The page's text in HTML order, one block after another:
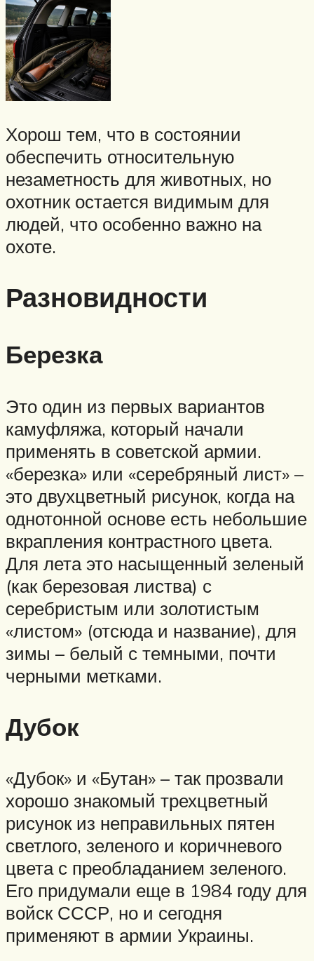
Хорош тем, что в состоянии
обеспечить относительную
незаметность для животных, но
охотник остается видимым для
людей, что особенно важно на
охоте.
Разновидности
Березка
Это один из первых вариантов
камуфляжа, который начали
применять в советской армии.
«березка» или «серебряный лист» –
это двухцветный рисунок, когда на
однотонной основе есть небольшие
вкрапления контрастного цвета.
Для лета это насыщенный зеленый
(как березовая листва) с
серебристым или золотистым
«листом» (отсюда и название), для
зимы – белый с темными, почти
черными метками.
Дубок
«Дубок» и «Бутан» – так прозвали
хорошо знакомый трехцветный
рисунок из неправильных пятен
светлого, зеленого и коричневого
цвета с преобладанием зеленого.
Его придумали еще в 1984 году для
войск СССР, но и сегодня
применяют в армии Украины.